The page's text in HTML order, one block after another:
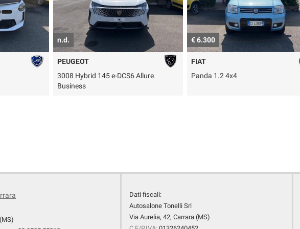
€ 6.300
FIAT
Panda 1.2 4x4
€ 9.800
FIAT
Panda Cross 1.0 FireFly S&S Hybrid
Dati fiscali:
Autosalone Tonelli Srl
Via Aurelia, 42, Carrara (MS)